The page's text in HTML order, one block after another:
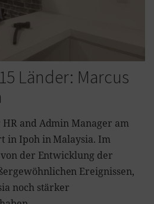
Länder: Marcus
and Admin Manager am
in Ipoh in Malaysia. Im
der Entwicklung der
Ereignissen,
noch stärker